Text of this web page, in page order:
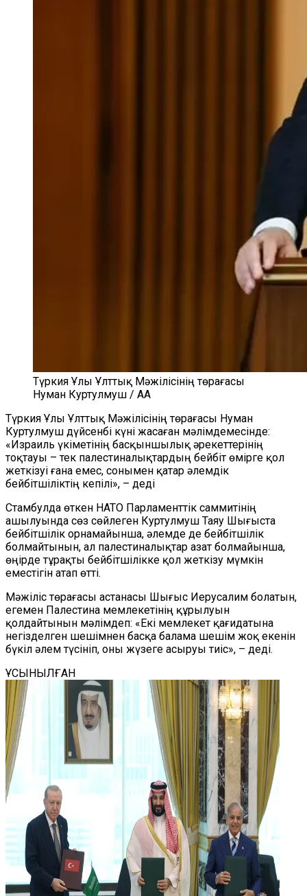
Түркия Ұлы Ұлттық Мәжілісінің төрағасы
Нуман Куртулмуш / AA
Түркия Ұлы Ұлттық Мәжілісінің төрағасы Нуман
Куртулмуш дүйсенбі күні жасаған мәлімдемесінде:
«Израиль үкіметінің басқыншылық әрекеттерінің
тоқтауы – тек палестиналықтардың бейбіт өмірге қол
жеткізуі ғана емес, сонымен қатар әлемдік
бейбітшіліктің кепілі», – деді
Стамбулда өткен НАТО Парламенттік саммитінің
ашылуында сөз сөйлеген Куртулмуш Таяу Шығыста
бейбітшілік орнамайынша, әлемде де бейбітшілік
болмайтынын, ал палестиналықтар азат болмайынша,
өңірде тұрақты бейбітшілікке қол жеткізу мүмкін
еместігін атап өтті.
Мәжіліс төрағасы астанасы Шығыс Иерусалим болатын,
егемен Палестина мемлекетінің құрылуын
қолдайтынын мәлімдеп: «Екі мемлекет қағидатына
негізделген шешімнен басқа балама шешім жоқ екенін
бүкіл әлем түсініп, оны жүзеге асыруы тиіс», – деді.
ҰСЫНЫЛҒАН